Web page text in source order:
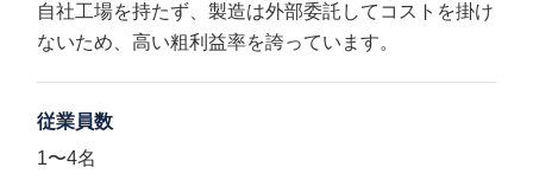
自社工場を持たず、製造は外部委託してコストを掛け
ないため、高い粗利益率を誇っています。
従業員数
1〜4名